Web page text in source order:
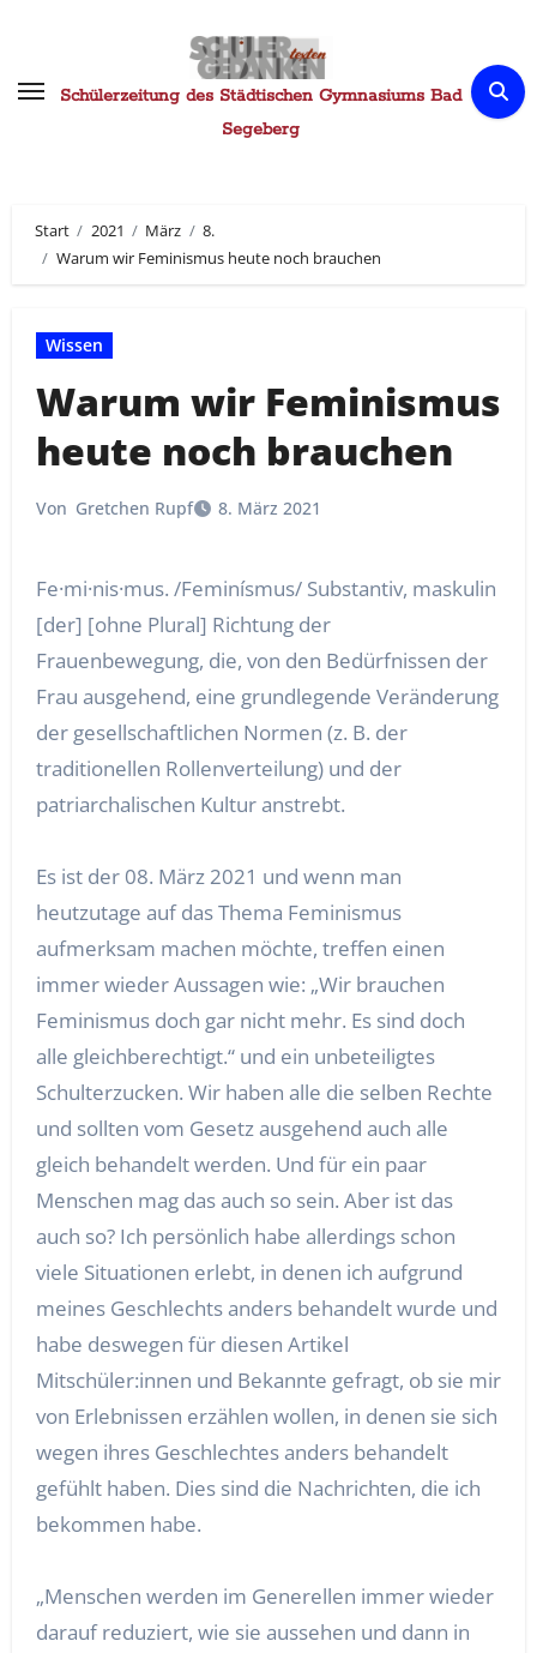
springenSchülerzeitung des Städtischen Gymnasiums Bad
Segeberg
Start 2021 März
8.
Warum wir Feminismus heute noch brauchen
Wissen
Warum wir Feminismus
heute noch brauchen
Von Gretchen Rupf 8. März 2021
Fe·mi·nis·mus. /Feminísmus/ Substantiv, maskulin
[der] [ohne Plural] Richtung der
Frauenbewegung, die, von den Bedürfnissen der
Frau ausgehend, eine grundlegende Veränderung
der gesellschaftlichen Normen (z. B. der
traditionellen Rollenverteilung) und der
patriarchalischen Kultur anstrebt.
Es ist der 08. März 2021 und wenn man
heutzutage auf das Thema Feminismus
aufmerksam machen möchte, treffen einen
immer wieder Aussagen wie: „Wir brauchen
Feminismus doch gar nicht mehr. Es sind doch
alle gleichberechtigt.“ und ein unbeteiligtes
Schulterzucken. Wir haben alle die selben Rechte
und sollten vom Gesetz ausgehend auch alle
gleich behandelt werden. Und für ein paar
Menschen mag das auch so sein. Aber ist das
auch so? Ich persönlich habe allerdings schon
viele Situationen erlebt, in denen ich aufgrund
meines Geschlechts anders behandelt wurde und
habe deswegen für diesen Artikel
Mitschüler:innen und Bekannte gefragt, ob sie mir
von Erlebnissen erzählen wollen, in denen sie sich
wegen ihres Geschlechtes anders behandelt
gefühlt haben. Dies sind die Nachrichten, die ich
bekommen habe.
„Menschen werden im Generellen immer wieder
darauf reduziert, wie sie aussehen und dann in